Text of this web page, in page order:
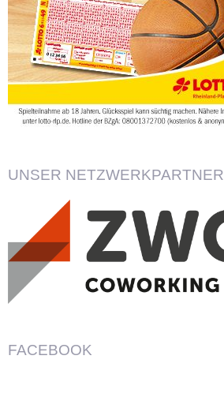
UNSER NETZWERKPARTNER
FACEBOOK